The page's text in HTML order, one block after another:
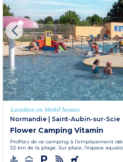
Location en Mobil homes
Normandie
Saint-Aubin-sur-Scie
Flower Camping Vitamin
Profitez de ce camping à l’emplacement
3,5 km de la plage. Sur place, l’espace